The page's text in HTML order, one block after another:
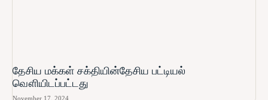
தேசிய மக்கள் சக்தியின்தேசிய பட்டியல்
வௌியிடப்பட்டது
November 17, 2024